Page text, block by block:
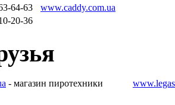
64-63
www.caddy.com.ua
20-36
- магазин пиротехники